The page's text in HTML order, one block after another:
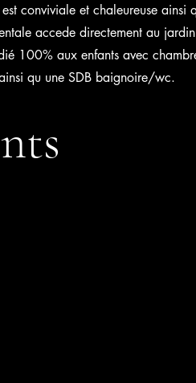
conviviale et chaleureuse ainsi
accede directement au
100% aux enfants avec
qu une SDB baignoire/wc.